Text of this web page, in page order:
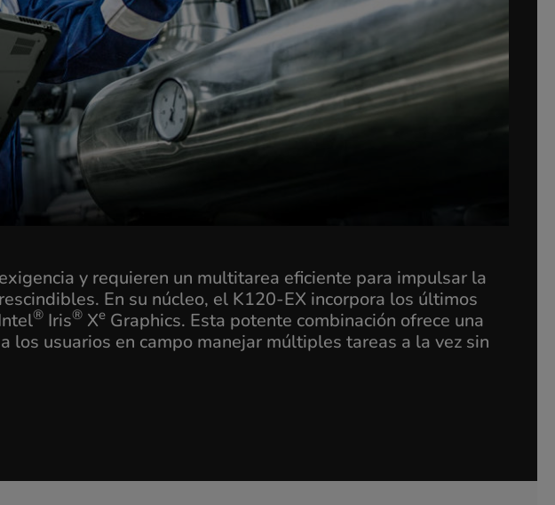
y requieren un multitarea eficiente para impulsar la
En su núcleo, el K120-EX incorpora los últimos
® Iris® Xe Graphics. Esta potente combinación ofrece una
usuarios en campo manejar múltiples tareas a la vez sin